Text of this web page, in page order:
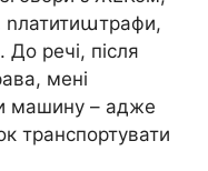
nлатитиաтрафи,
До речі, після
мені
машину – адже
транспортувати